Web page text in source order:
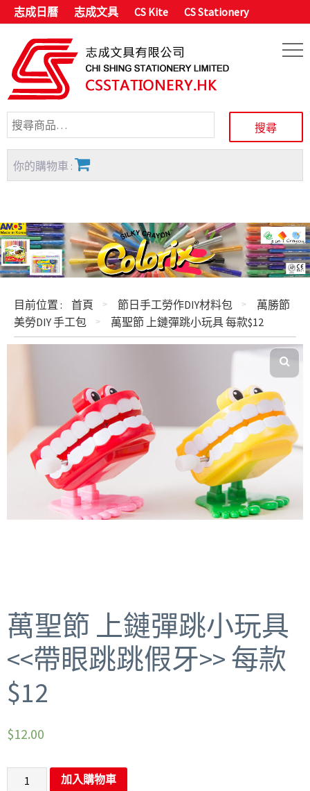
志成日曆 志成文具 CS Kite CS Stationery
你的購物車 :
目前位置 : 首頁 節日手工勞作DIY材料包
萬勝節
美勞DIY 手工包
萬聖節 上鏈彈跳小玩具 每款$12
萬聖節 上鏈彈跳小玩具
<<帶眼跳跳假牙>> 每款
$12
$12.00
加入購物車